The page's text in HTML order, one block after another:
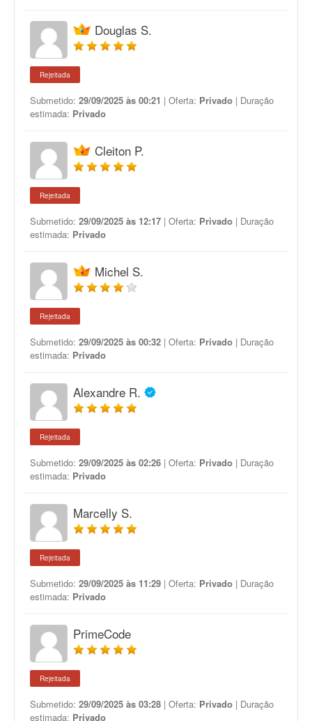
Douglas S.
Rejeitada
Submetido: 29/09/2025 às 00:21 | Oferta: Privado | Duração
estimada: Privado
Cleiton P.
Rejeitada
Submetido: 29/09/2025 às 12:17 | Oferta: Privado | Duração
estimada: Privado
Michel S.
Rejeitada
Submetido: 29/09/2025 às 00:32 | Oferta: Privado | Duração
estimada: Privado
Alexandre R.
Rejeitada
Submetido: 29/09/2025 às 02:26 | Oferta: Privado | Duração
estimada: Privado
Marcelly S.
Rejeitada
Submetido: 29/09/2025 às 11:29 | Oferta: Privado | Duração
estimada: Privado
PrimeCode
Rejeitada
Submetido: 29/09/2025 às 03:28 | Oferta: Privado | Duração
estimada: Privado